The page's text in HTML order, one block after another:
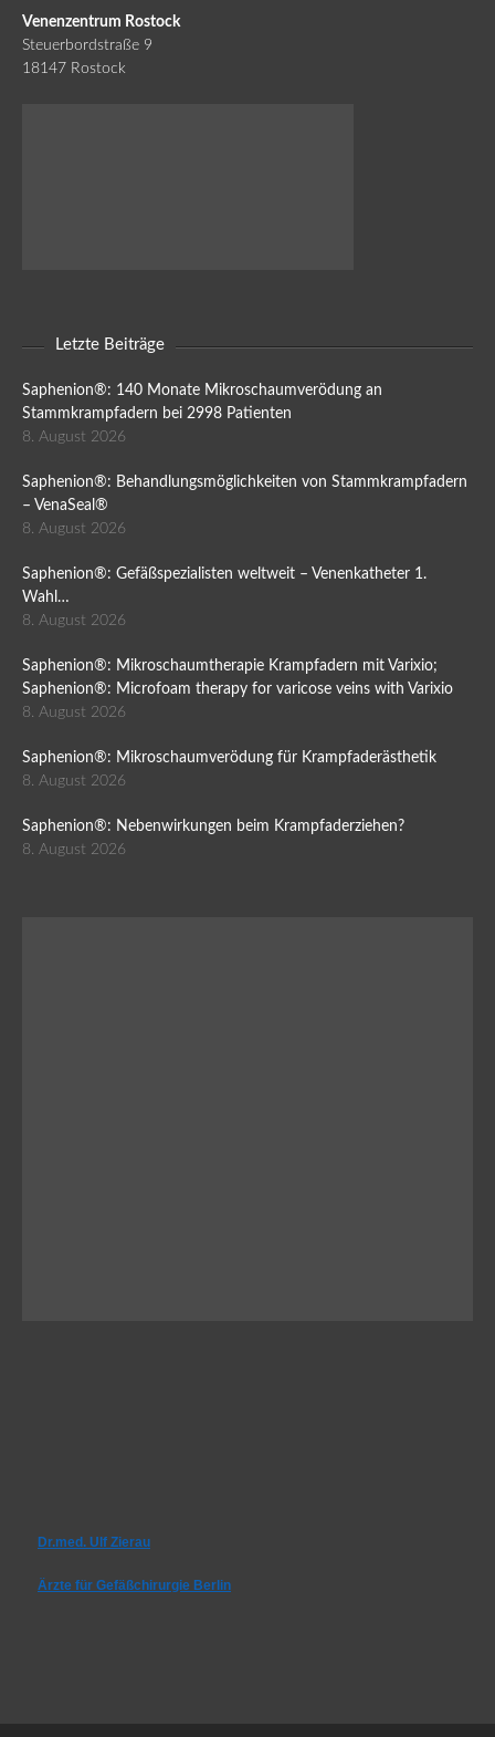
Venenzentrum Rostock
Steuerbordstraße 9
18147 Rostock
Letzte Beiträge
Saphenion®: 140 Monate Mikroschaumverödung an
Stammkrampfadern bei 2998 Patienten
8. August 2026
Saphenion®: Behandlungsmöglichkeiten von Stammkrampfadern
– VenaSeal®
8. August 2026
Saphenion®: Gefäßspezialisten weltweit – Venenkatheter 1.
Wahl…
8. August 2026
Saphenion®: Mikroschaumtherapie Krampfadern mit Varixio;
Saphenion®: Microfoam therapy for varicose veins with Varixio
8. August 2026
Saphenion®: Mikroschaumverödung für Krampfaderästhetik
8. August 2026
Saphenion®: Nebenwirkungen beim Krampfaderziehen?
8. August 2026
Dr.med. Ulf Zierau
Ärzte für Gefäßchirurgie Berlin